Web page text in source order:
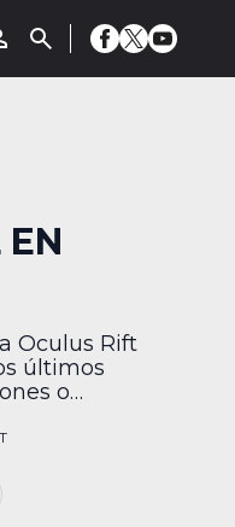
Oculus Rift
últimos
o
una
[…]